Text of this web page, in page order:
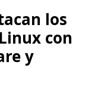
los
con
y